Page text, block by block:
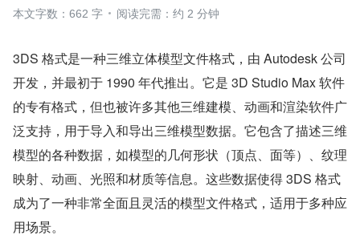
本文字数：662 字
阅读完需：约 2 分钟
3DS 格式是一种三维立体模型文件格式，由 Autodesk 公司
开发，并最初于 1990 年代推出。它是 3D Studio Max 软件
的专有格式，但也被许多其他三维建模、动画和渲染软件广
泛支持，用于导入和导出三维模型数据。它包含了描述三维
模型的各种数据，如模型的几何形状（顶点、面等）、纹理
映射、动画、光照和材质等信息。这些数据使得 3DS 格式
成为了一种非常全面且灵活的模型文件格式，适用于多种应
用场景。